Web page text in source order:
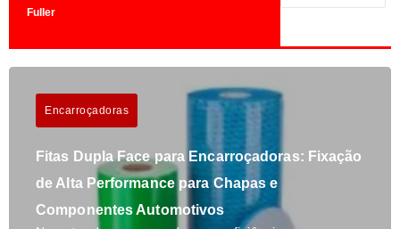
Fuller
Encarroçadoras
Fitas Dupla Face para Encarroçadoras: Fixação
de Alta Performance para Chapas e
Componentes Automotivos